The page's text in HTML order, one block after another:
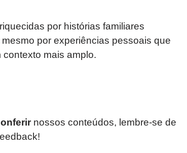
por histórias familiares
por experiências pessoais que
mais amplo.
nossos conteúdos, lembre-se de